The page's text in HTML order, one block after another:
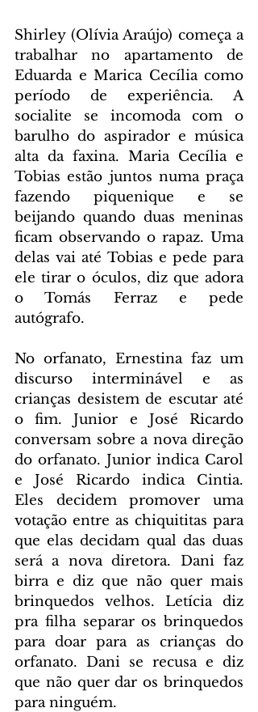
Shirley (Olívia Araújo) começa a
trabalhar no apartamento de
Eduarda e Marica Cecília como
período de experiência. A
socialite se incomoda com o
barulho do aspirador e música
alta da faxina. Maria Cecília e
Tobias estão juntos numa praça
fazendo piquenique e se
beijando quando duas meninas
ficam observando o rapaz. Uma
delas vai até Tobias e pede para
ele tirar o óculos, diz que adora
o Tomás Ferraz e pede
autógrafo.
No orfanato, Ernestina faz um
discurso interminável e as
crianças desistem de escutar até
o fim. Junior e José Ricardo
conversam sobre a nova direção
do orfanato. Junior indica Carol
e José Ricardo indica Cintia.
Eles decidem promover uma
votação entre as chiquititas para
que elas decidam qual das duas
será a nova diretora. Dani faz
birra e diz que não quer mais
brinquedos velhos. Letícia diz
pra filha separar os brinquedos
para doar para as crianças do
orfanato. Dani se recusa e diz
que não quer dar os brinquedos
para ninguém.